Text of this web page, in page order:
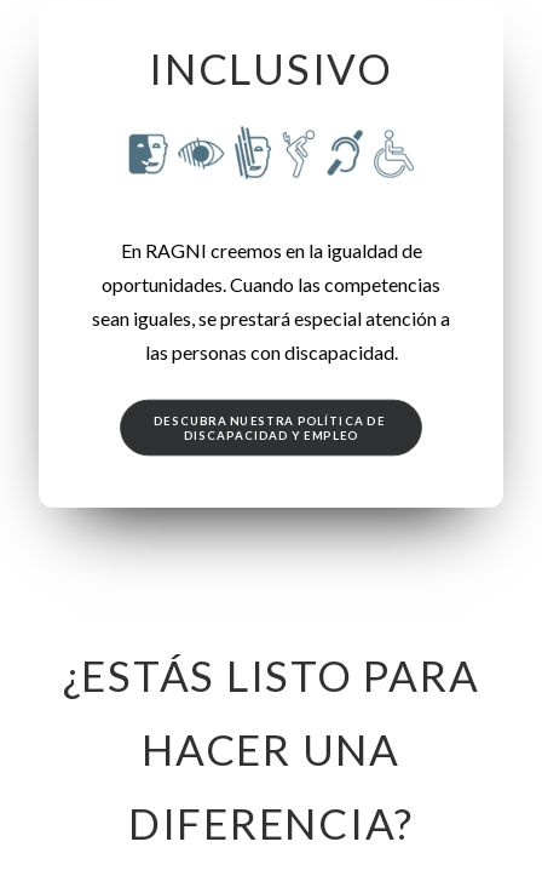
INCLUSIVO
En RAGNI creemos en la igualdad de
oportunidades. Cuando las competencias
sean iguales, se prestará especial atención a
las personas con discapacidad.
DESCUBRA NUESTRA POLÍTICA DE
DISCAPACIDAD Y EMPLEO
¿ESTÁS LISTO PARA
HACER UNA
DIFERENCIA?